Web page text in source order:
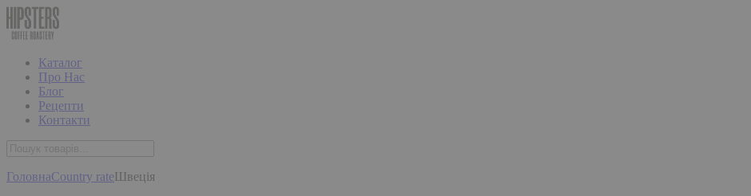
Каталог
Про Нас
Блог
Рецепти
Контакти
ГоловнаCountry rateШвеція